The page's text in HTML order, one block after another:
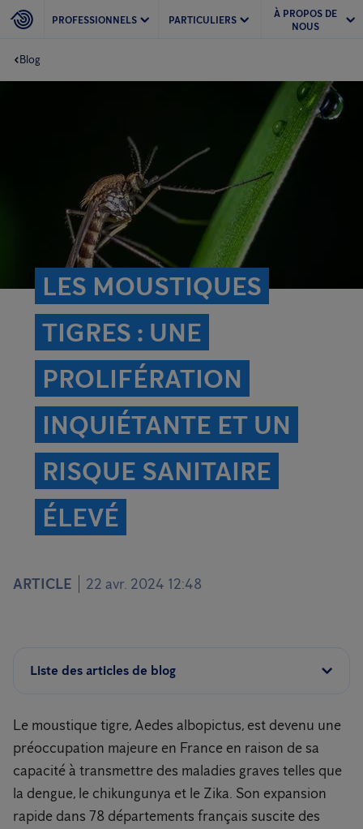
PROFESSIONNELS PARTICULIERS
À PROPOS DE
NOUS
Blog
LES MOUSTIQUES
TIGRES : UNE
PROLIFÉRATION
INQUIÉTANTE ET UN
RISQUE SANITAIRE
ÉLEVÉ
ARTICLE 22 avr. 2024 12:48
Liste des articles de blog
Le moustique tigre, Aedes albopictus, est devenu une
préoccupation majeure en France en raison de sa
capacité à transmettre des maladies graves telles que
la dengue, le chikungunya et le Zika. Son expansion
rapide dans 78 départements français suscite des